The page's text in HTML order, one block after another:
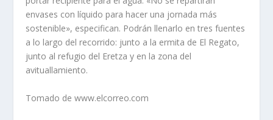
envases con líquido para hacer una jornada más
sostenible», especifican. Podrán llenarlo en tres fuentes
a lo largo del recorrido: junto a la ermita de El Regato,
junto al refugio del Eretza y en la zona del
avituallamiento.
Tomado de www.elcorreo.com